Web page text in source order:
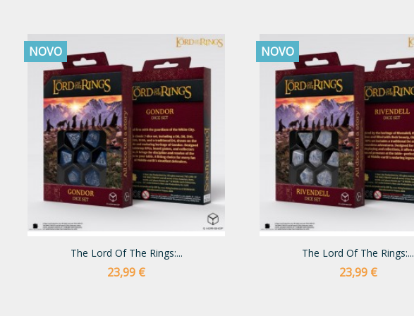
The Lord Of The Rings:...
Preço
23,99 €
NOVO
The Lord Of The Rings:...
Preço
23,99 €
NOVO